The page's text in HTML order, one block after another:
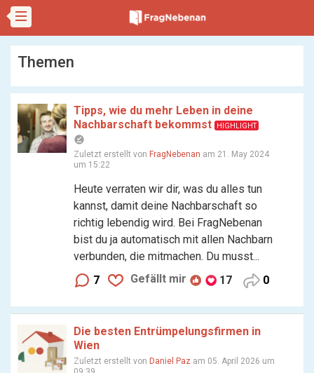
Themen
Tipps, wie du mehr Leben in deine
Nachbarschaft bekommst
HIGHLIGHT
offline_pin
Zuletzt erstellt von FragNebenan am 21. May 2024
um 15:22
Heute verraten wir dir, was du alles tun
kannst, damit deine Nachbarschaft so
richtig lebendig wird. Bei FragNebenan
bist du ja automatisch mit allen Nachbarn
verbunden, die mitmachen. Du musst...
7
Gefällt mir 17 0
Die besten Entrümpelungsfirmen in
Wien
Zuletzt erstellt von Daniel Paz am 05. April 2026 um